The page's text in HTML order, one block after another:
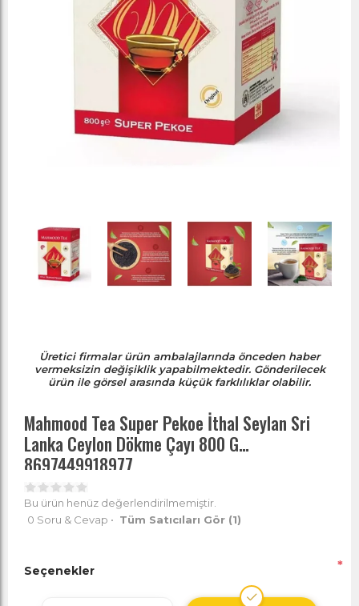
Üretici firmalar ürün ambalajlarında önceden haber
vermeksizin değişiklik yapabilmektedir. Gönderilecek
ürün ile görsel arasında küçük farklılıklar olabilir.
Mahmood Tea Super Pekoe İthal Seylan Sri
Lanka Ceylon Dökme Çayı 800 G
8697449918977
Bu ürün henüz değerlendirilmemiştir.
0 Soru & Cevap • Tüm Satıcıları Gör (1)
Seçenekler *